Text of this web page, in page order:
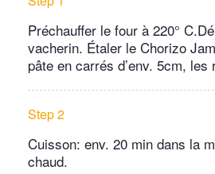
Préchauffer le four à 220°
vacherin. Étaler le Chorizo
pâte en carrés d’env. 5cm,
Step 2
Cuisson: env. 20 min dans la
chaud.